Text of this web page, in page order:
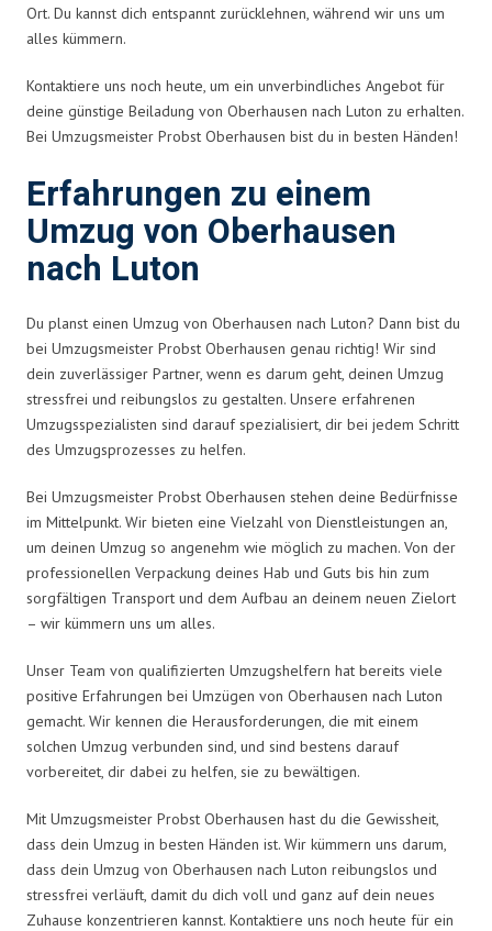
Ort. Du kannst dich entspannt zurücklehnen, während wir uns um
alles kümmern.
Kontaktiere uns noch heute, um ein unverbindliches Angebot für
deine günstige Beiladung von Oberhausen nach Luton zu erhalten.
Bei Umzugsmeister Probst Oberhausen bist du in besten Händen!
Erfahrungen zu einem
Umzug von Oberhausen
nach Luton
Du planst einen Umzug von Oberhausen nach Luton? Dann bist du
bei Umzugsmeister Probst Oberhausen genau richtig! Wir sind
dein zuverlässiger Partner, wenn es darum geht, deinen Umzug
stressfrei und reibungslos zu gestalten. Unsere erfahrenen
Umzugsspezialisten sind darauf spezialisiert, dir bei jedem Schritt
des Umzugsprozesses zu helfen.
Bei Umzugsmeister Probst Oberhausen stehen deine Bedürfnisse
im Mittelpunkt. Wir bieten eine Vielzahl von Dienstleistungen an,
um deinen Umzug so angenehm wie möglich zu machen. Von der
professionellen Verpackung deines Hab und Guts bis hin zum
sorgfältigen Transport und dem Aufbau an deinem neuen Zielort
– wir kümmern uns um alles.
Unser Team von qualifizierten Umzugshelfern hat bereits viele
positive Erfahrungen bei Umzügen von Oberhausen nach Luton
gemacht. Wir kennen die Herausforderungen, die mit einem
solchen Umzug verbunden sind, und sind bestens darauf
vorbereitet, dir dabei zu helfen, sie zu bewältigen.
Mit Umzugsmeister Probst Oberhausen hast du die Gewissheit,
dass dein Umzug in besten Händen ist. Wir kümmern uns darum,
dass dein Umzug von Oberhausen nach Luton reibungslos und
stressfrei verläuft, damit du dich voll und ganz auf dein neues
Zuhause konzentrieren kannst. Kontaktiere uns noch heute für ein